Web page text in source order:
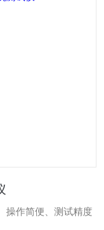
操作简便、测试精度